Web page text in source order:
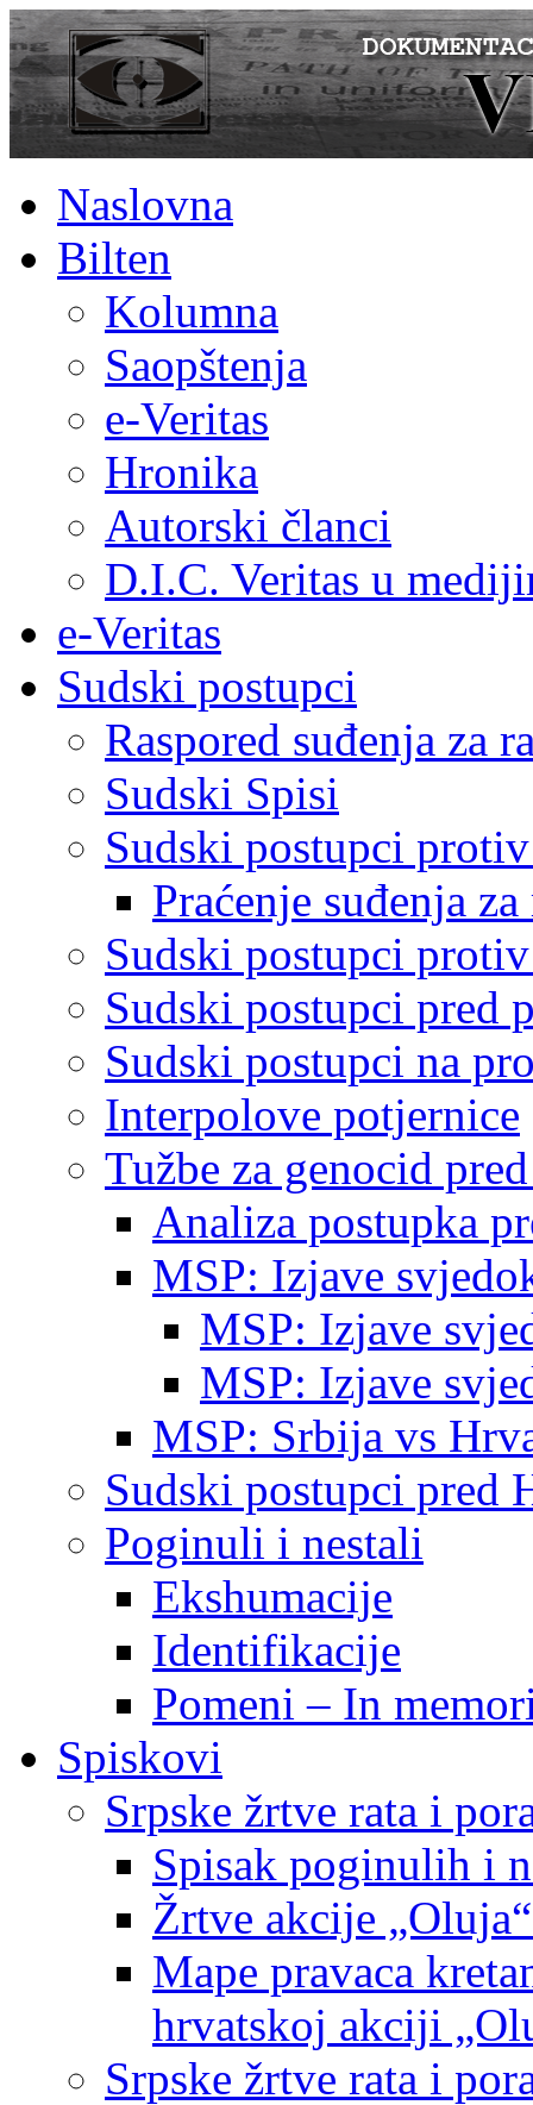
Naslovna
Bilten
Kolumna
Saopštenja
e-Veritas
Hronika
Autorski članci
D.I.C. Veritas u
e-Veritas
Sudski postupci
Raspored suđenja za
Sudski Spisi
Sudski postupci
Praćenje suđenja
Sudski postupci
Sudski postupci pred
Sudski postupci na
Interpolove potjernice
Tužbe za genocid
Analiza postupka
MSP: Izjave
MSP: Izjave
MSP: Izjave
MSP: Srbija vs
Sudski postupci pred
Poginuli i nestali
Ekshumacije
Identifikacije
Pomeni – In
Spiskovi
Srpske žrtve rata i
Spisak poginulih i
Žrtve akcije
Mape pravaca
hrvatskoj akciji
Srpske žrtve rata i